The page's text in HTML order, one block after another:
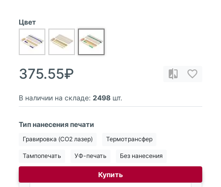
Цвет
375.55₽
В наличии на складе: 2498 шт.
Тип нанесения печати
Гравировка (CO2 лазер) Термотрансфер
Тампопечать УФ-печать Без нанесения
Купить